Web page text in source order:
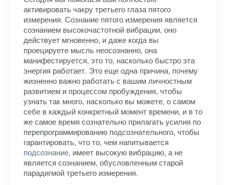
активировать чакру третьего глаза пятого
измерения. Сознание пятого измерения является
сознанием высокочастотной вибрации, оно
действует мгновенно, и даже когда вы
проецируете мысль неосознанно, она
манифестируется, это то, насколько быстро эта
энергия работает. Это еще одна причина, почему
жизненно важно работать с вашим личностным
развитием и процессом пробуждения, чтобы
узнать так много, насколько вы можете, о самом
себе в каждый конкретный момент времени, и в то
же самое время сознательно прилагать усилия по
перепрограммированию подсознательного, чтобы
гарантировать, что то, чем напитывается
подсознание, имеет высокую вибрацию, а не
является сознанием, обусловленным старой
парадигмой третьего измерения.